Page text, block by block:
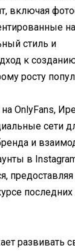
включая
стиль и
к
росту
OnlyFans,
сети
и
в
последних
развивать